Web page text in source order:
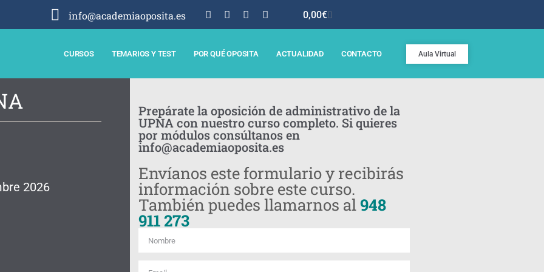
info@academiaoposita.es 0,00€
CURSOS TEMARIOS Y TEST POR QUÉ OPOSITA ACTUALIDAD CONTACTO Aula Virtual
2026
Prepárate la oposición de administrativo de la
UPNA con nuestro curso completo. Si quieres
por módulos consúltanos en
info@academiaoposita.es
Envíanos este formulario y recibirás
información sobre este curso.
También puedes llamarnos al948
911 273